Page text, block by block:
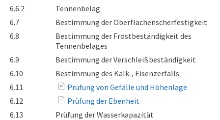
6.6.2
Tennenbelag
6.7
Bestimmung der Oberflächenscherfestigkeit
6.8
Bestimmung der Frostbeständigkeit des
Tennenbelages
6.9
Bestimmung der Verschleißbeständigkeit
6.10
Bestimmung des Kalk-, Eisenzerfalls
6.11
Prüfung von Gefälle und Höhenlage
6.12
Prüfung der Ebenheit
6.13
Prüfung der Wasserkapazität